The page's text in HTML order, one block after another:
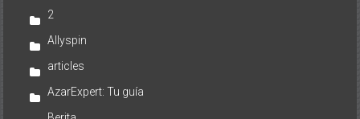
2
Allyspin
articles
AzarExpert: Tu guía